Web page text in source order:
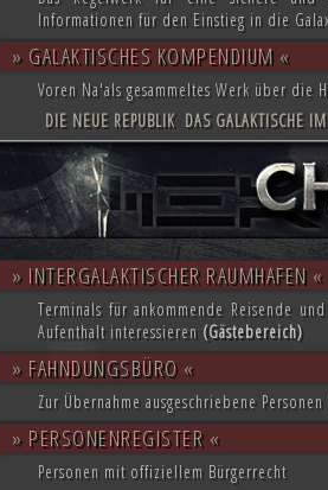
Informationen für den Einstieg in die
» GALAKTISCHES KOMPENDIUM «
Voren Na'als gesammeltes Werk über die
DIE NEUE REPUBLIK DAS GALAKTISCHE
» INTERGALAKTISCHER RAUMHAFEN «
Terminals für ankommende Reisende
Aufenthalt interessieren (Gästebereich)
» FAHNDUNGSBÜRO «
Zur Übernahme ausgeschriebene Personen
» PERSONENREGISTER «
Personen mit offiziellem Bürgerrecht